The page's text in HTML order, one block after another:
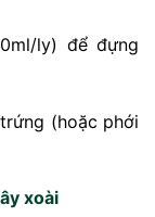
ly) để đựng
(hoặc phới
xoài